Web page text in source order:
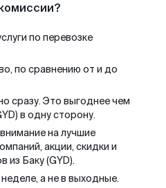
по перевозке
по сравнению от и до
сразу. Это выгоднее чем
в одну сторону.
на лучшие
акции, скидки и
из Баку (GYD).
а не в выходные.